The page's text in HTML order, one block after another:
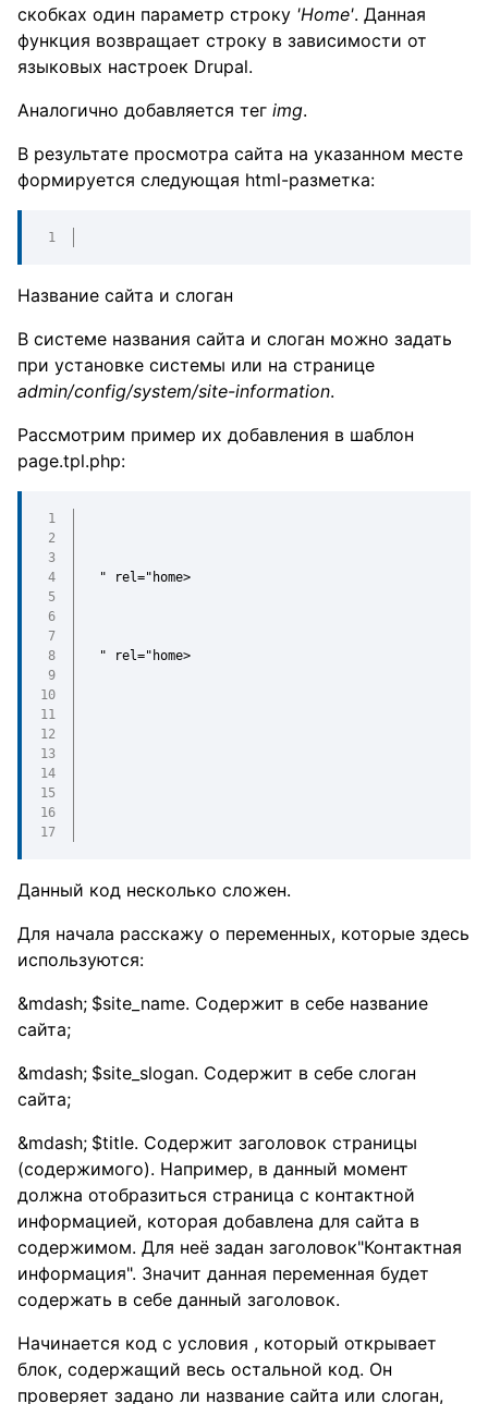
скобках один параметр строку 'Home'. Данная
функция возвращает строку в зависимости от
языковых настроек Drupal.
Аналогично добавляется тег img.
В результате просмотра сайта на указанном месте
формируется следующая html-разметка:
Название сайта и слоган
В системе названия сайта и слоган можно задать
при установке системы или на странице
admin/config/system/site-information.
Рассмотрим пример их добавления в шаблон
page.tpl.php:
" rel="home>
" rel="home>
Данный код несколько сложен.
Для начала расскажу о переменных, которые здесь
используются:
$site_name. Содержит в себе название
сайта;
$site_slogan. Содержит в себе слоган
сайта;
$title. Содержит заголовок страницы
(содержимого). Например, в данный момент
должна отобразиться страница с контактной
информацией, которая добавлена для сайта в
содержимом. Для неё задан заголовок"Контактная
информация". Значит данная переменная будет
содержать в себе данный заголовок.
Начинается код с условия , который открывает
блок, содержащий весь остальной код. Он
проверяет задано ли название сайта или слоган,